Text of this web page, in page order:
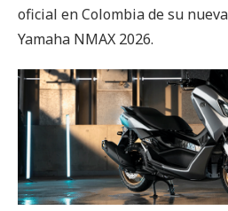
oficial en Colombia de su
Yamaha NMAX 2026.